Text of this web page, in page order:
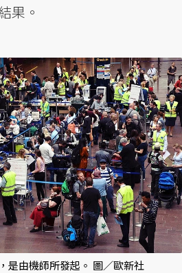
果。
是由機師所發起。 圖／歐新社